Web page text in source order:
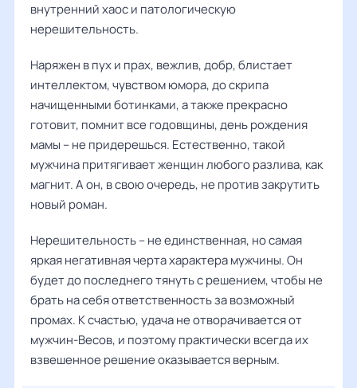
внутренний хаос и патологическую
нерешительность.
Наряжен в пух и прах, вежлив, добр, блистает
интеллектом, чувством юмора, до скрипа
начищенными ботинками, а также прекрасно
готовит, помнит все годовщины, день рождения
мамы – не придерешься. Естественно, такой
мужчина притягивает женщин любого разлива, как
магнит. А он, в свою очередь, не против закрутить
новый роман.
Нерешительность – не единственная, но самая
яркая негативная черта характера мужчины. Он
будет до последнего тянуть с решением, чтобы не
брать на себя ответственность за возможный
промах. К счастью, удача не отворачивается от
мужчин-Весов, и поэтому практически всегда их
взвешенное решение оказывается верным.